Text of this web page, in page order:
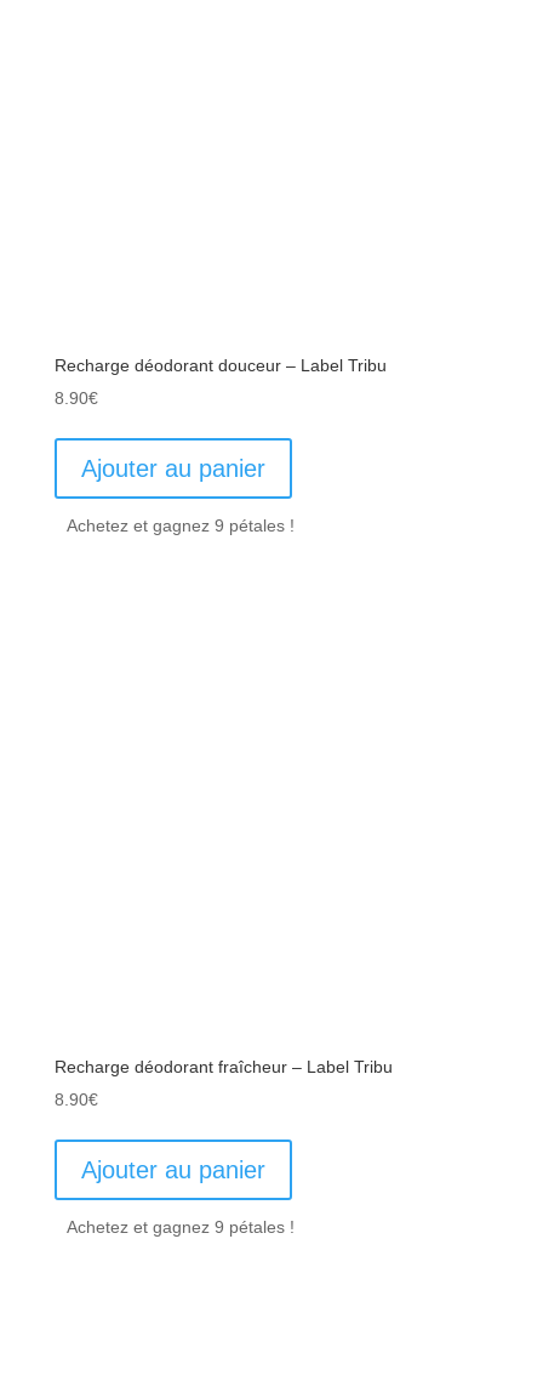
Recharge déodorant douceur – Label Tribu
8.90€
Ajouter au panier
Achetez et gagnez 9 pétales !
Recharge déodorant fraîcheur – Label Tribu
8.90€
Ajouter au panier
Achetez et gagnez 9 pétales !